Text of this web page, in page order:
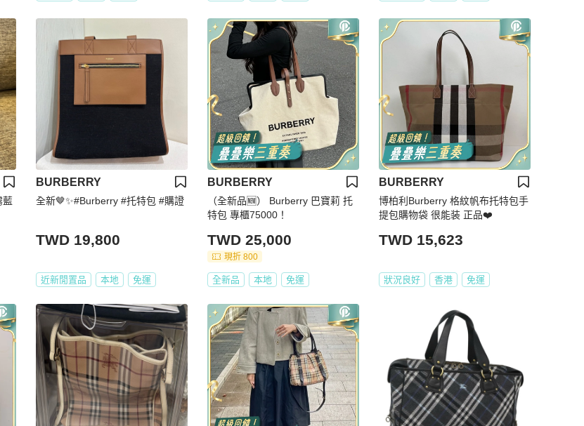
藍
BURBERRY
全新🤎✨#Burberry #托特包 #購證
TWD 19,800
近新閒置品 本地 免運
BURBERRY
（全新品🆕） Burberry 巴寶莉 托
特包 專櫃75000！
TWD 25,000
現折 800
全新品 本地 免運
BURBERRY
博柏利Burberry 格紋帆布托特包手
提包購物袋 很能装 正品❤️
TWD 15,623
狀況良好 香港 免運